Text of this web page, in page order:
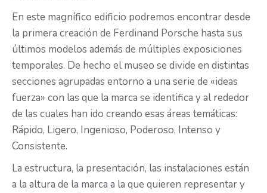
En este magnífico edificio podremos encontrar desde
la primera creación de Ferdinand Porsche hasta sus
últimos modelos además de múltiples exposiciones
temporales. De hecho el museo se divide en distintas
secciones agrupadas entorno a una serie de «ideas
fuerza» con las que la marca se identifica y al rededor
de las cuales han ido creando esas áreas temáticas:
Rápido, Ligero, Ingenioso, Poderoso, Intenso y
Consistente.
La estructura, la presentación, las instalaciones están
a la altura de la marca a la que quieren representar y